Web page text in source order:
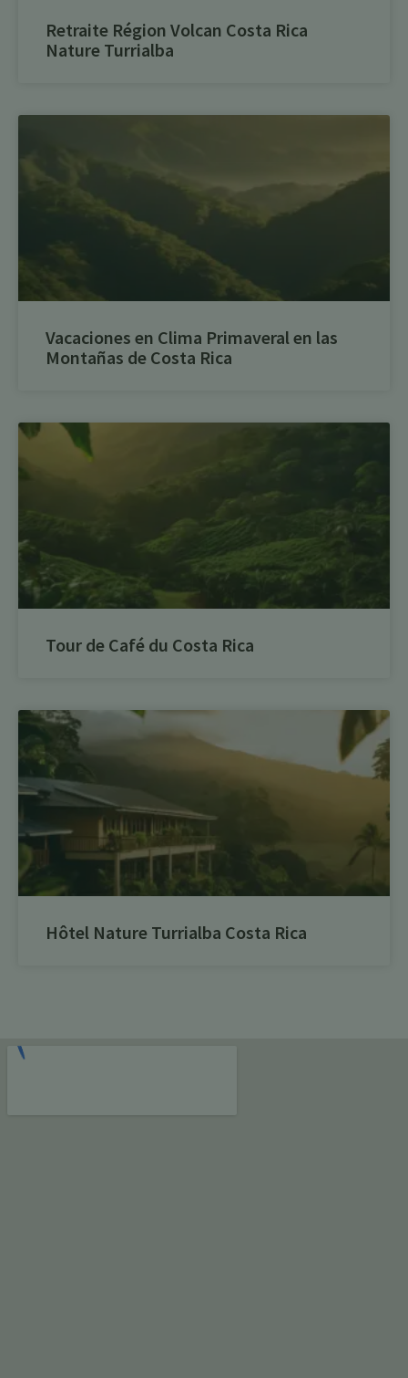
Retraite Région Volcan Costa Rica
Nature Turrialba
Vacaciones en Clima Primaveral en las
Montañas de Costa Rica
Tour de Café du Costa Rica
Hôtel Nature Turrialba Costa Rica